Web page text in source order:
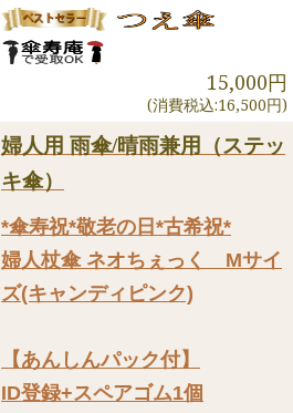
15,000円
(消費税込:16,500円)
婦人用 雨傘/晴雨兼用（ステッ
キ傘）
*傘寿祝*敬老の日*古希祝*
婦人杖傘 ネオちぇっく Mサイ
ズ(キャンディピンク)
【あんしんパック付】
ID登録+スペアゴム1個